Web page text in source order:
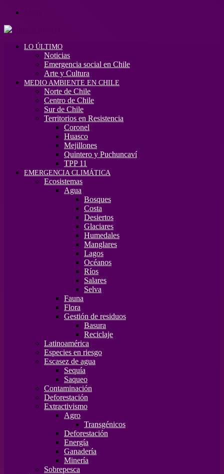
LO ÚLTIMO
Noticias
Emergencia social en Chile
Arte y Cultura
MEDIO AMBIENTE EN CHILE
Norte de Chile
Centro de Chile
Sur de Chile
Territorios en Resistencia
Coronel
Huasco
Mejillones
Quintero y Puchuncaví
TPP 11
EMERGENCIA CLIMÁTICA
Ecosistemas
Agua
Bosques
Costa
Desiertos
Glaciares
Humedales
Manglares
Lagos
Océanos
Ríos
Salares
Selva
Fauna
Flora
Gestión de residuos
Basura
Reciclaje
Latinoamérica
Especies en riesgo
Escasez de agua
Sequía
Saqueo
Contaminación
Deforestación
Extractivismo
Agro
Transgénicos
Deforestación
Energía
Ganadería
Minería
Sobrepesca